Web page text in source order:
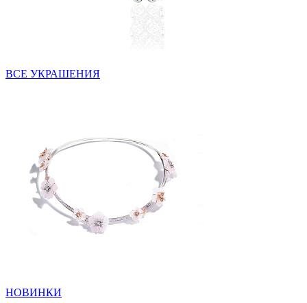
ВСЕ УКРАШЕНИЯ
НОВИНКИ